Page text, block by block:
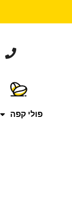
פולי קפה